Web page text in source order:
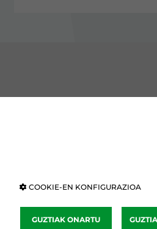
Legebiltzarra
COOKIE-EN KONFIGURAZIOA
GUZTIAK ONARTU